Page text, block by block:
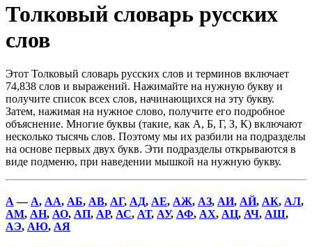
Толковый словарь русских
слов
Этот Толковый словарь русских слов и терминов включает
74,838 слов и выражений. Нажимайте на нужную букву и
получите список всех слов, начинающихся на эту букву.
Затем, нажимая на нужное слово, получите его подробное
объяснение. Многие буквы (такие, как А, Б, Г, З, К) включают
несколько тысячь слов. Поэтому мы их разбили на подразделы
на основе первых двух букв. Эти подразделы открываются в
виде подменю, при наведении мышкой на нужную букву.
А — А, АА, АБ, АВ, АГ, АД, АЕ, АЖ, АЗ, АИ, АЙ, АК, АЛ,
АМ, АН, АО, АП, АР, АС, АТ, АУ, АФ, АХ, АЦ, АЧ, АШ,
АЭ, АЮ, АЯ